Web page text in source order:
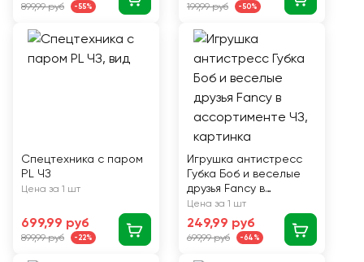
899,99 руб -55% 199,99 руб -50%
Спецтехника с паром
PL ЧЗ
Цена за 1 шт
699,99 руб
899,99 руб -22%
Игрушка антистресс
Губка Боб и веселые
друзья Fancy в
ассортименте ЧЗ
Цена за 1 шт
249,99 руб
699,99 руб -64%